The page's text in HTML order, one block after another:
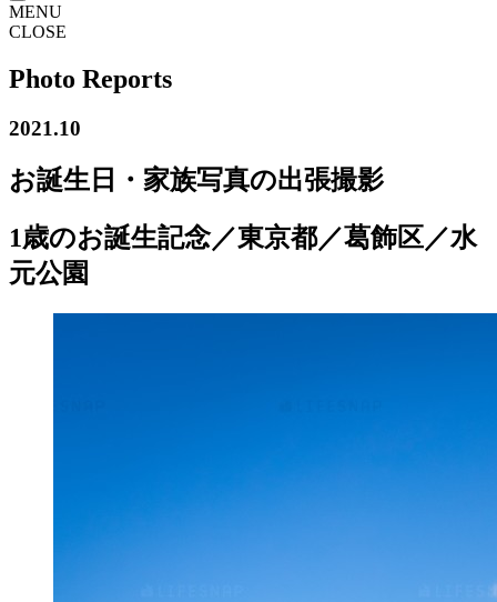
MENU
CLOSE
Photo Reports
2021.10
お誕生日・家族写真の出張撮影
1歳のお誕生記念／東京都／葛飾区／水
元公園